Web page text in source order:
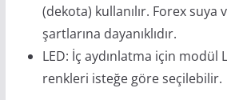
(dekota) kullanılır. Forex suya
şartlarına dayanıklıdır.
LED: İç aydınlatma için modül
renkleri isteğe göre seçilebilir.